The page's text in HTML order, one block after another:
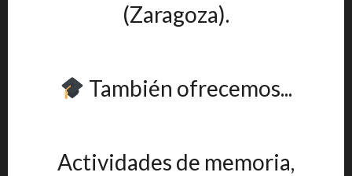
(Zaragoza).
También ofrecemos...
Actividades de memoria,